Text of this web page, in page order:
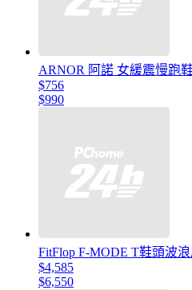
ARNOR 阿諾 女緩震慢跑
$756
$990
FitFlop F-MODE T鞋頭波
$4,585
$6,550